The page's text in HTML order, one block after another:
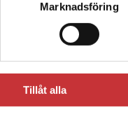
Marknadsföring
Tillåt alla